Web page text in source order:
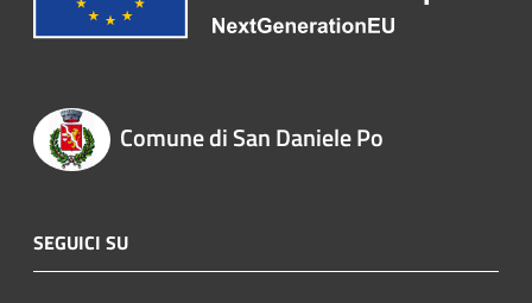
Comune di San Daniele Po
SEGUICI SU